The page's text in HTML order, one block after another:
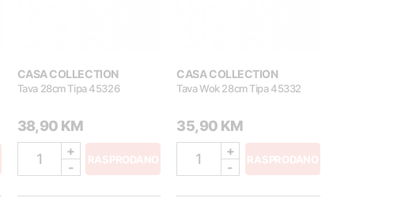
CASA COLLECTION
Tava 28cm Tipa 45326
38,90 KM
1
+
-
RASPRODANO
CASA COLLECTION
Tava Wok 28cm Tipa 45332
35,90 KM
1
+
-
RASPRODANO